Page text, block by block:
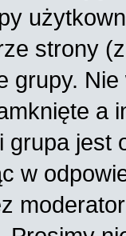
strony
grupy.
a
grupa
w